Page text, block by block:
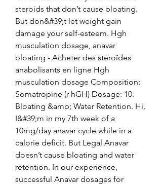
steroids that don’t cause bloating.
But don&#39;t let weight gain
damage your self-esteem. Hgh
musculation dosage, anavar
bloating - Acheter des stéroïdes
anabolisants en ligne Hgh
musculation dosage Composition:
Somatropine (r-hGH) Dosage: 10.
Bloating &amp; Water Retention. Hi,
I&#39;m in my 7th week of a
10mg/day anavar cycle while in a
calorie deficit. But Legal Anavar
doesn’t cause bloating and water
retention. In our experience,
successful Anavar dosages for